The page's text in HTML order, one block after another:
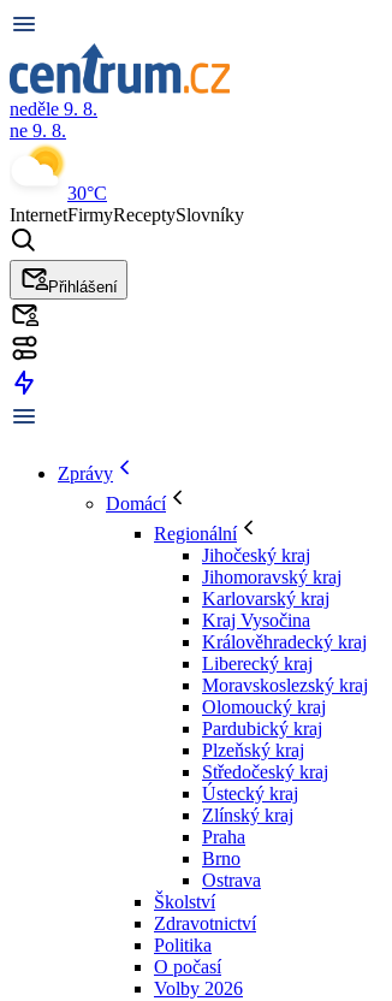
neděle 9. 8.
ne 9. 8.
30°C
InternetFirmyReceptySlovníky
Přihlášení
Zprávy
Domácí
Regionální
Jihočeský kraj
Jihomoravský kraj
Karlovarský kraj
Kraj Vysočina
Králověhradecký kraj
Liberecký kraj
Moravskoslezský kraj
Olomoucký kraj
Pardubický kraj
Plzeňský kraj
Středočeský kraj
Ústecký kraj
Zlínský kraj
Praha
Brno
Ostrava
Školství
Zdravotnictví
Politika
O počasí
Volby 2026